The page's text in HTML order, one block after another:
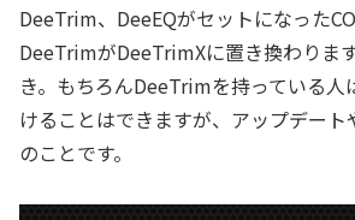
DeeTrim、DeeEQがセットになった
DeeTrimがDeeTrimXに置き換わりま
き。もちろんDeeTrimを持っている人
けることはできますが、アップデート
のことです。